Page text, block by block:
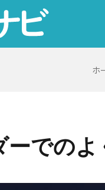
ホ
ーでの